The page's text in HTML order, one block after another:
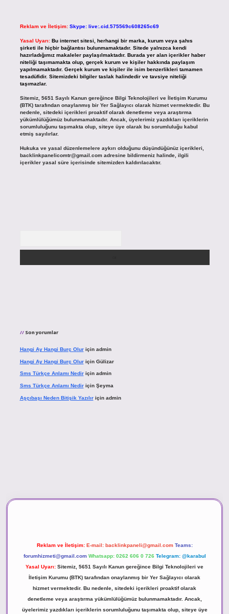
Reklam ve İletişim: Skype: live:.cid.575569c608265c69
Yasal Uyarı: Bu internet sitesi, herhangi bir marka, kurum veya şahıs
şirketi ile hiçbir bağlantısı bulunmamaktadır. Sitede yalnızca kendi
hazırladığımız makaleler paylaşılmaktadır. Burada yer alan içerikler haber
niteliği taşımamakta olup, gerçek kurum ve kişiler hakkında paylaşım
yapılmamaktadır. Gerçek kurum ve kişiler ile isim benzerlikleri tamamen
tesadüfidir. Sitemizdeki bilgiler taslak halindedir ve tavsiye niteliği
taşımazlar.
Sitemiz, 5651 Sayılı Kanun gereğince Bilgi Teknolojileri ve İletişim Kurumu
(BTK) tarafından onaylanmış bir Yer Sağlayıcı olarak hizmet vermektedir. Bu
nedenle, sitedeki içerikleri proaktif olarak denetleme veya araştırma
yükümlülüğümüz bulunmamaktadır. Ancak, üyelerimiz yazdıkları içeriklerin
sorumluluğunu taşımakta olup, siteye üye olarak bu sorumluluğu kabul
etmiş sayılırlar.
Hukuka ve yasal düzenlemelere aykırı olduğunu düşündüğünüz içerikleri,
backlinkpanelicomtr@gmail.comadresine bildirmeniz halinde, ilgili
içerikler yasal süre içerisinde sitemizden kaldırılacaktır.
Son yorumlar
Hangi Ay Hangi Burç Oluriçin admin
Hangi Ay Hangi Burç Oluriçin Gülizar
Sms Türkçe Anlamı Nediriçin admin
Sms Türkçe Anlamı Nediriçin Şeyma
Aşçıbaşı Neden Bitişik Yazılıriçin admin
Reklam ve İletişim: E-mail: backlinkpaneli@gmail.com Teams:
forumhizmeti@gmail.com Whatsapp: 0262 606 0 726 Telegram: @karabul
Yasal Uyarı: Sitemiz, 5651 Sayılı Kanun gereğince Bilgi Teknolojileri ve
İletişim Kurumu (BTK) tarafından onaylanmış bir Yer Sağlayıcı olarak
hizmet vermektedir. Bu nedenle, sitedeki içerikleri proaktif olarak
denetleme veya araştırma yükümlülüğümüz bulunmamaktadır. Ancak,
üyelerimiz yazdıkları içeriklerin sorumluluğunu taşımakta olup, siteye üye